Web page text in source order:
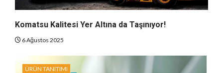
Komatsu Kalitesi Yer Altına da Taşınıyor!
6 Ağustos 2025
ÜRÜN TANITIMI